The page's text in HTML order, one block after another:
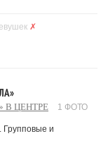
✗
В ЦЕНТРЕ 1 ФОТО
Групповые и